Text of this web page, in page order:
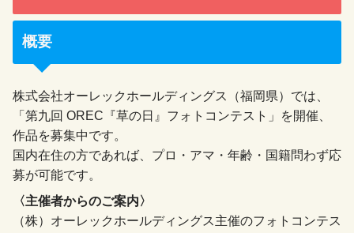
概要
株式会社オーレックホールディングス（福岡県）では、
「第九回 OREC『草の日』フォトコンテスト」を開催、
作品を募集中です。
国内在住の方であれば、プロ・アマ・年齢・国籍問わず応
募が可能です。
〈主催者からのご案内〉
（株）オーレックホールディングス主催のフォトコンテス